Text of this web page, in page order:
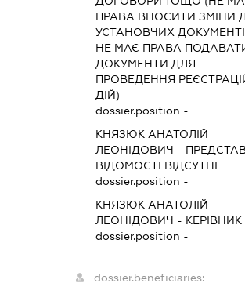
ПРАВА ВНОСИТИ ЗМІНИ
УСТАНОВЧИХ
НЕ МАЄ ПРАВА
ДОКУМЕНТИ ДЛЯ
ПРОВЕДЕННЯ
ДІЙ)
dossier.position -
КНЯЗЮК АНАТОЛІЙ
ЛЕОНІДОВИЧ -
ВІДОМОСТІ ВІДСУТНІ
dossier.position -
КНЯЗЮК АНАТОЛІЙ
ЛЕОНІДОВИЧ - КЕРІВНИК
dossier.position -
dossier.beneficiaries: